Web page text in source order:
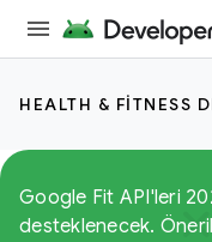
HEALTH & FITNESS
Google Fit API'leri
desteklenecek.